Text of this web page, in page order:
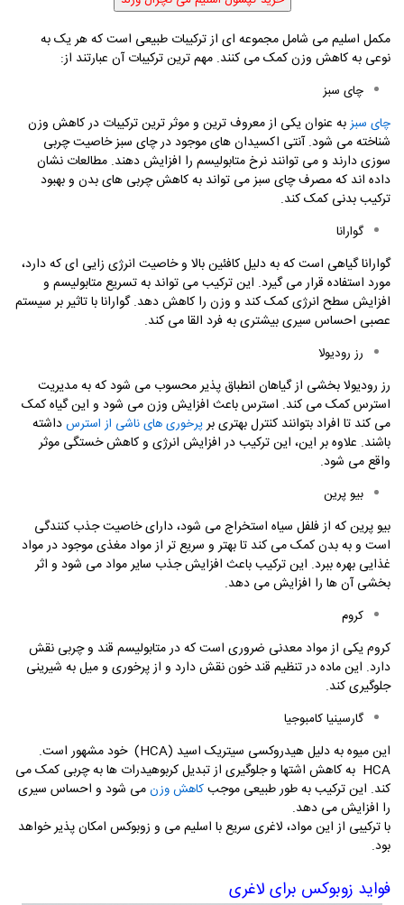
مکمل اسلیم می شامل مجموعه ای از ترکیبات طبیعی است که هر یک به
نوعی به کاهش وزن کمک می کنند. مهم ترین ترکیبات آن عبارتند از:
چای سبز
چای سبزبه عنوان یکی از معروف ترین و موثر ترین ترکیبات در کاهش وزن
شناخته می شود. آنتی اکسیدان های موجود در چای سبز خاصیت چربی
سوزی دارند و می توانند نرخ متابولیسم را افزایش دهند. مطالعات نشان
داده اند که مصرف چای سبز می تواند به کاهش چربی های بدن و بهبود
ترکیب بدنی کمک کند.
گوارانا
گوارانا گیاهی است که به دلیل کافئین بالا و خاصیت انرژی زایی ای که دارد،
مورد استفاده قرار می گیرد. این ترکیب می تواند به تسریع متابولیسم و
افزایش سطح انرژی کمک کند و وزن را کاهش دهد. گوارانا با تاثیر بر سیستم
عصبی احساس سیری بیشتری به فرد القا می کند.
رز رودیولا
رز رودیولا بخشی از گیاهان انطباق پذیر محسوب می شود که به مدیریت
استرس کمک می کند. استرس باعث افزایش وزن می شود و این گیاه کمک
می کند تا افراد بتوانند کنترل بهتری برپرخوری های ناشی از استرسداشته
باشند. علاوه بر این، این ترکیب در افزایش انرژی و کاهش خستگی موثر
واقع می شود.
بیو پرین
بیو پرین که از فلفل سیاه استخراج می شود، دارای خاصیت جذب کنندگی
است و به بدن کمک می کند تا بهتر و سریع تر از مواد مغذی موجود در مواد
غذایی بهره ببرد. این ترکیب باعث افزایش جذب سایر مواد می شود و اثر
بخشی آن ها را افزایش می دهد.
کروم
کروم یکی از مواد معدنی ضروری است که در متابولیسم قند و چربی نقش
دارد. این ماده در تنظیم قند خون نقش دارد و از پرخوری و میل به شیرینی
جلوگیری کند.
گارسینیا کامبوجیا
این میوه به دلیل هیدروکسی سیتریک اسید (HCA) خود مشهور است.
HCA به کاهش اشتها و جلوگیری از تبدیل کربوهیدرات ها به چربی کمک می
کند. این ترکیب به طور طبیعی موجبکاهش وزنمی شود و احساس سیری
را افزایش می دهد.
با ترکیبی از این مواد، لاغری سریع با اسلیم می و زوبوکس امکان پذیر خواهد
بود.
فواید زوبوکس برای لاغری